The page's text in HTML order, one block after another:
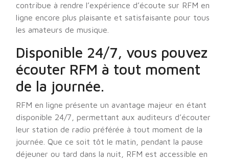
contribue à rendre l’expérience d’écoute sur RFM en
ligne encore plus plaisante et satisfaisante pour tous
les amateurs de musique.
Disponible 24/7, vous pouvez
écouter RFM à tout moment
de la journée.
RFM en ligne présente un avantage majeur en étant
disponible 24/7, permettant aux auditeurs d’écouter
leur station de radio préférée à tout moment de la
journée. Que ce soit tôt le matin, pendant la pause
déjeuner ou tard dans la nuit, RFM est accessible en